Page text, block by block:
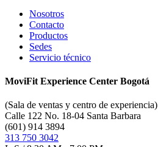
Nosotros
Contacto
Productos
Sedes
Servicio técnico
MoviFit Experience Center Bogotá
(Sala de ventas y centro de experiencia)
Calle 122 No. 18-04 Santa Barbara
(601) 914 3894
313 750 3042